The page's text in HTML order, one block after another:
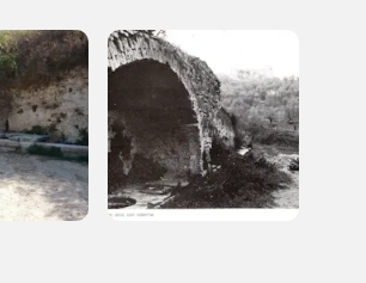
per te più interessanti,
i luoghi più vicini e gli eventi
organizzati